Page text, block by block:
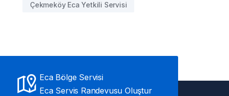
Çekmeköy Eca Yetkili Servisi
Eca Bölge Servisi
Eca Servis Randevusu Oluştur